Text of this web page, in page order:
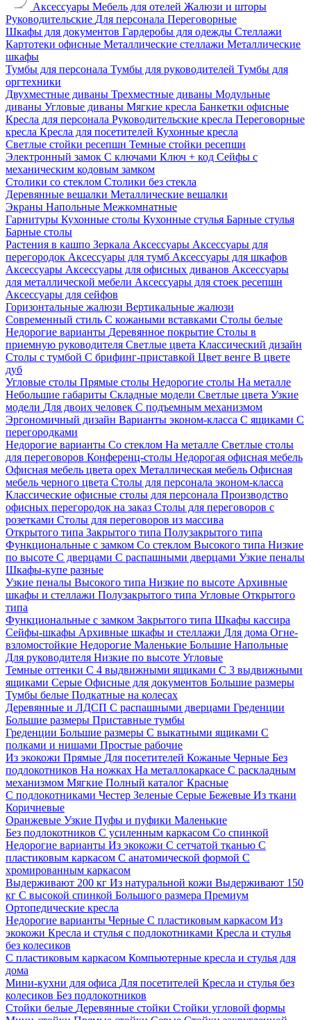
Аксессуары Мебель для отелей Жалюзи и шторы
Руководительские Для персонала Переговорные
Шкафы для документов Гардеробы для одежды Стеллажи
Картотеки офисные Металлические стеллажи Металлические
шкафы
Тумбы для персонала Тумбы для руководителей Тумбы для
оргтехники
Двухместные диваны Трехместные диваны Модульные
диваны Угловые диваны Мягкие кресла Банкетки офисные
Кресла для персонала Руководительские кресла Переговорные
кресла Кресла для посетителей Кухонные кресла
Светлые стойки ресепшн Темные стойки ресепшн
Электронный замок С ключами Ключ + код Сейфы с
механическим кодовым замком
Столики со стеклом Столики без стекла
Деревянные вешалки Металлические вешалки
Экраны Напольные Межкомнатные
Гарнитуры Кухонные столы Кухонные стулья Барные стулья
Барные столы
Растения в кашпо Зеркала Аксессуары Аксессуары для
перегородок Аксессуары для тумб Аксессуары для шкафов
Аксессуары Аксессуары для офисных диванов Аксессуары
для металлической мебели Аксессуары для стоек ресепшн
Аксессуары для сейфов
Горизонтальные жалюзи Вертикальные жалюзи
Современный стиль С кожаными вставками Столы белые
Недорогие варианты Деревянное покрытие Столы в
приемную руководителя Светлые цвета Классический дизайн
Столы с тумбой С брифинг-приставкой Цвет венге В цвете
дуб
Угловые столы Прямые столы Недорогие столы На металле
Небольшие габариты Складные модели Светлые цвета Узкие
модели Для двоих человек С подъемным механизмом
Эргономичный дизайн Варианты эконом-класса С ящиками С
перегородками
Недорогие варианты Со стеклом На металле Светлые столы
для переговоров Конференц-столы Недорогая офисная мебель
Офисная мебель цвета орех Металлическая мебель Офисная
мебель черного цвета Столы для персонала эконом-класса
Классические офисные столы для персонала Производство
офисных перегородок на заказ Столы для переговоров с
розетками Столы для переговоров из массива
Открытого типа Закрытого типа Полузакрытого типа
Функциональные с замком Со стеклом Высокого типа Низкие
по высоте С дверцами С распашными дверцами Узкие пеналы
Шкафы-купе разные
Узкие пеналы Высокого типа Низкие по высоте Архивные
шкафы и стеллажи Полузакрытого типа Угловые Открытого
типа
Функциональные с замком Закрытого типа Шкафы кассира
Сейфы-шкафы Архивные шкафы и стеллажи Для дома Огне-
взломостойкие Недорогие Маленькие Большие Напольные
Для руководителя Низкие по высоте Угловые
Темные оттенки С 4 выдвижными ящиками С 3 выдвижными
ящиками Серые Офисные для документов Большие размеры
Тумбы белые Подкатные на колесах
Деревянные и ЛДСП С распашными дверцами Греденции
Большие размеры Приставные тумбы
Греденции Большие размеры С выкатными ящиками С
полками и нишами Простые рабочие
Из экокожи Прямые Для посетителей Кожаные Черные Без
подлокотников На ножках На металлокаркасе С раскладным
механизмом Мягкие Полный каталог Красные
С подлокотниками Честер Зеленые Серые Бежевые Из ткани
Коричневые
Оранжевые Узкие Пуфы и пуфики Маленькие
Без подлокотников С усиленным каркасом Со спинкой
Недорогие варианты Из экокожи С сетчатой тканью С
пластиковым каркасом С анатомической формой С
хромированным каркасом
Выдерживают 200 кг Из натуральной кожи Выдерживают 150
кг С высокой спинкой Большого размера Премиум
Ортопедические кресла
Недорогие варианты Черные С пластиковым каркасом Из
экокожи Кресла и стулья с подлокотниками Кресла и стулья
без колесиков
С пластиковым каркасом Компьютерные кресла и стулья для
дома
Мини-кухни для офиса Для посетителей Кресла и стулья без
колесиков Без подлокотников
Стойки белые Деревянные стойки Стойки угловой формы